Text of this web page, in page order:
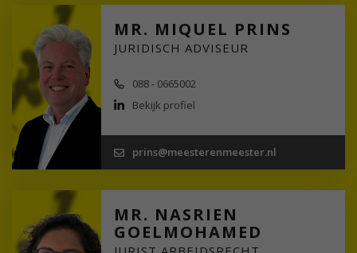
MR. MIQUEL PRINS
JURIDISCH ADVISEUR
088 - 0665002
Bekijk profiel
prins@meesterenmeester.nl
MR. NASRIEN
GOELMOHAMED